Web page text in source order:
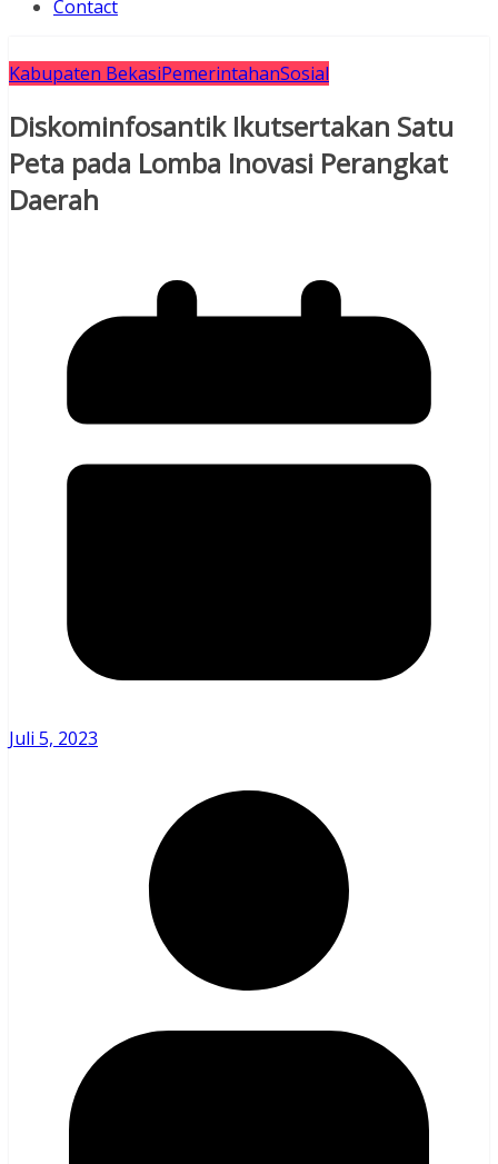
Contact
Kabupaten BekasiPemerintahanSosial
Diskominfosantik Ikutsertakan Satu
Peta pada Lomba Inovasi Perangkat
Daerah
Juli 5, 2023